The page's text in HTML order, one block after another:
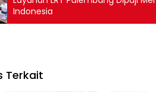
Indonesia
Terkait